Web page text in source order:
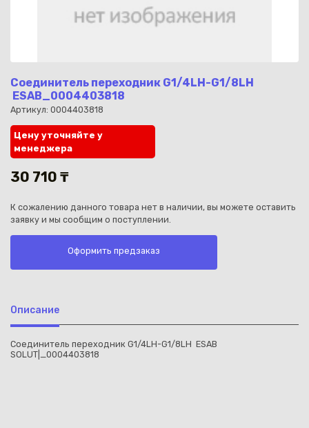
Каз
Соединитель переходник G1/4LH-G1/8LH
ESAB_0004403818
Артикул: 0004403818
Цену уточняйте у
менеджера
30 710 ₸
К сожалению данного товара нет в наличии, вы можете оставить
заявку и мы сообщим о поступлении.
Оформить предзаказ
Описание
Соединитель переходник G1/4LH-G1/8LH ESAB
SOLUT|_0004403818